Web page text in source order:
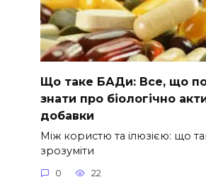
Що таке БАДи: Все, що
знати про біологічно
добавки
Між користю та ілюзією: що
зрозуміти
0 22